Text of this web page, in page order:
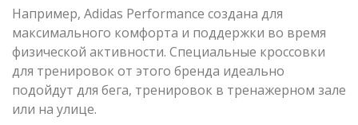
Например, Adidas Performance создана для
максимального комфорта и поддержки во время
физической активности. Специальные кроссовки
для тренировок от этого бренда идеально
подойдут для бега, тренировок в тренажерном зале
или на улице.